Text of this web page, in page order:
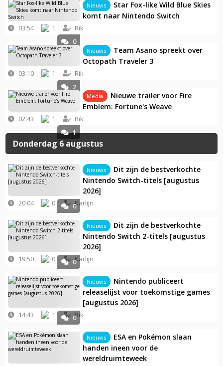
0
Nieuws
Star Fox-like Wild Blue Skies
komt naar Nintendo Switch
03:54 1 Rik
2
Nieuws
Team Asano spreekt over
Octopath Traveler 3
03:10 1 Rik
1
Media
Nieuwe trailer voor Fire
Emblem: Fortune's Weave
02:43 1 Rik
Donderdag 6 augustus
0
Nieuws
Dit zijn de bestverkochte
Nintendo Switch-titels [augustus
2026]
20:04 0 Karlijn
0
Nieuws
Dit zijn de bestverkochte
Nintendo Switch 2-titels [augustus
2026]
19:50 0 Karlijn
0
Nieuws
Nintendo publiceert
releaselijst voor toekomstige games
[augustus 2026]
14:43 1 Rik
Nieuws
ESA en Pokémon slaan
handen ineen voor de
wereldruimteweek